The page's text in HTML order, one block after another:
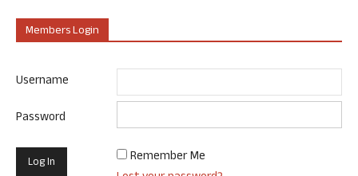
Members Login
Username
Password
Remember Me